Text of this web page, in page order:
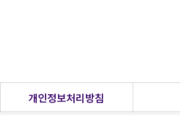
개인정보처리방침